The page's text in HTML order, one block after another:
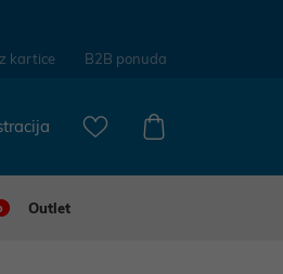
kartice B2B ponuda
Outlet